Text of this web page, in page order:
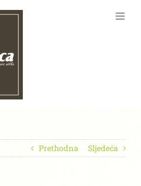
Prethodna Sljedeća